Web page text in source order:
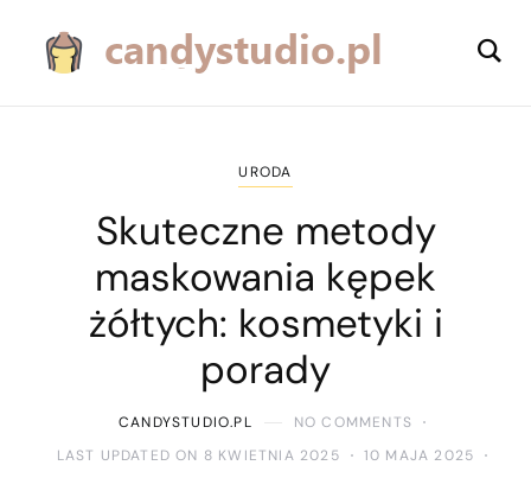
URODA
Skuteczne metody
maskowania kępek
żółtych: kosmetyki i
porady
CANDYSTUDIO.PL
NO COMMENTS
LAST UPDATED ON 8 KWIETNIA 2025
10 MAJA 2025